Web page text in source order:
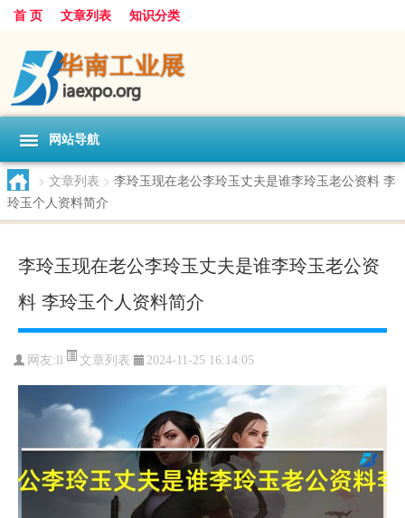
首 页 文章列表 知识分类
网站导航
> 文章列表 > 李玲玉现在老公李玲玉丈夫是谁李玲玉老公资料 李
玲玉个人资料简介
李玲玉现在老公李玲玉丈夫是谁李玲玉老公资
料 李玲玉个人资料简介
网友: 文章列表 2024-11-25 16:14:05